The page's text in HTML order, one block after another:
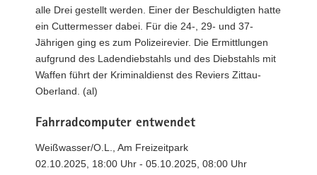
alle Drei gestellt werden. Einer der Beschuldigten hatte
ein Cuttermesser dabei. Für die 24-, 29- und 37-
Jährigen ging es zum Polizeirevier. Die Ermittlungen
aufgrund des Ladendiebstahls und des Diebstahls mit
Waffen führt der Kriminaldienst des Reviers Zittau-
Oberland. (al)
Fahrradcomputer entwendet
Weißwasser/O.L., Am Freizeitpark
02.10.2025, 18:00 Uhr - 05.10.2025, 08:00 Uhr